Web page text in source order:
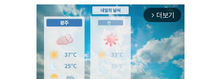
arrow_forward_ios 더보기